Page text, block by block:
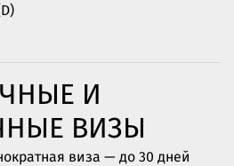
И
ВИЗЫ
виза — до 30 дней